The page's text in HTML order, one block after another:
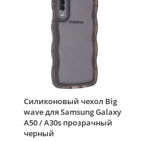
Силиконовый чехол Big
wave для Samsung Galaxy
A50 / A30s прозрачный
черный